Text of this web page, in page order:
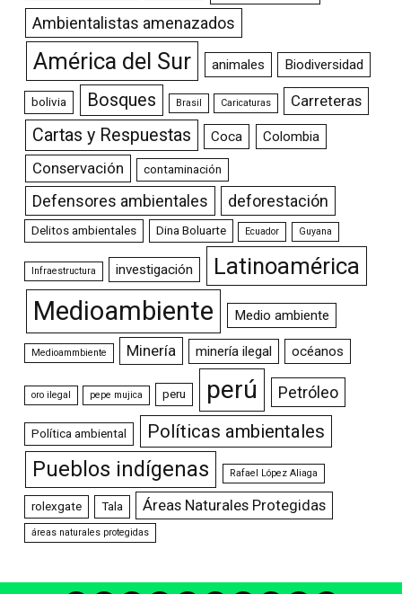
Ambientalistas amenazados
América del Sur animales Biodiversidad
bolivia Bosques Brasil Caricaturas Carreteras
Cartas y Respuestas Coca Colombia
Conservación contaminación
Defensores ambientales deforestación
Delitos ambientales Dina Boluarte Ecuador Guyana
Infraestructura investigación Latinoamérica
Medioambiente Medio ambiente
Medioammbiente Minería minería ilegal océanos
oro ilegal pepe mujica peru perú Petróleo
Política ambiental Políticas ambientales
Pueblos indígenas Rafael López Aliaga
rolexgate Tala Áreas Naturales Protegidas
áreas naturales protegidas